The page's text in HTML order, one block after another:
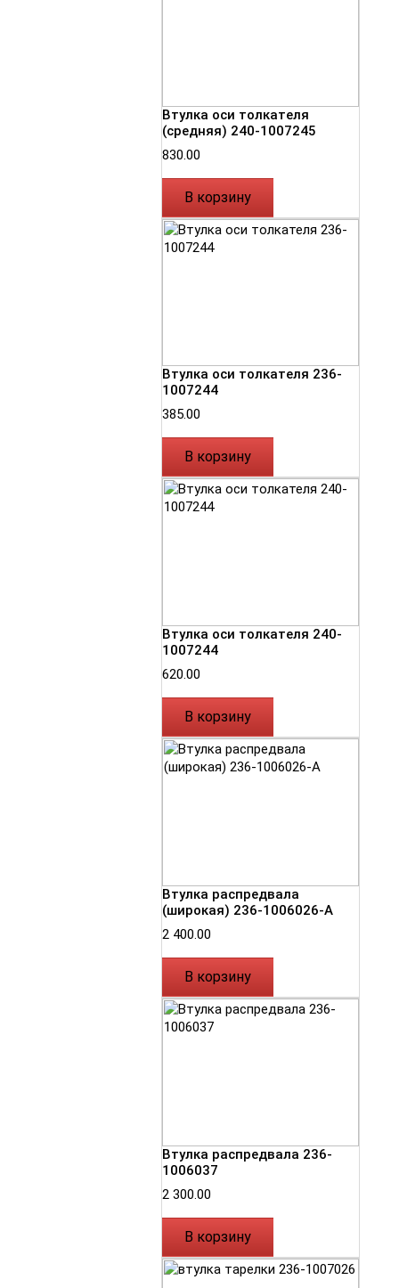
Втулка оси толкателя
(средняя) 240-1007245
830.00
В корзину
Втулка оси толкателя 236-
1007244
385.00
В корзину
Втулка оси толкателя 240-
1007244
620.00
В корзину
Втулка распредвала
(широкая) 236-1006026-А
2 400.00
В корзину
Втулка распредвала 236-
1006037
2 300.00
В корзину